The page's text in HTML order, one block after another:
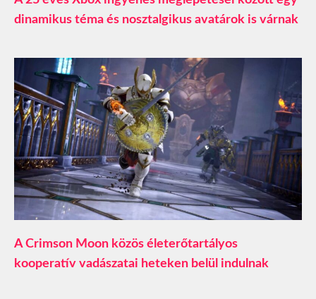
dinamikus téma és nosztalgikus avatárok is várnak
A Crimson Moon közös életerőtartályos
kooperatív vadászatai heteken belül indulnak